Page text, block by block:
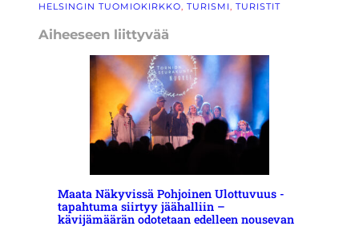
HELSINGIN TUOMIOKIRKKO, TURISMI, TURISTIT
Aiheeseen liittyvää
Maata Näkyvissä Pohjoinen Ulottuvuus -
tapahtuma siirtyy jäähalliin –
kävijämäärän odotetaan edelleen nousevan